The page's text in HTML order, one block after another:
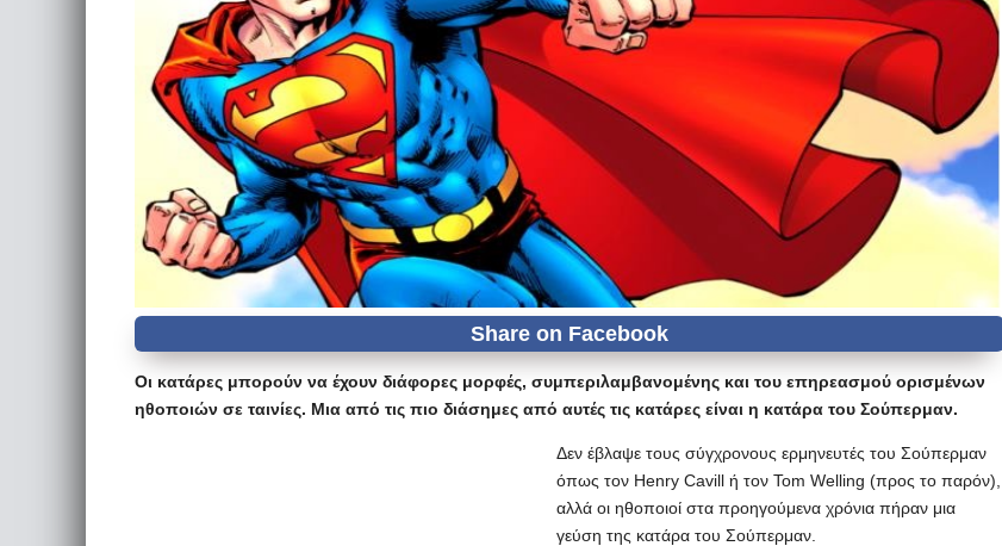
Οι κατάρες μπορούν να έχουν διάφορες μορφές, συμπεριλαμβανομένης και του επηρεασμού ορισμένων
ηθοποιών σε ταινίες. Μια από τις πιο διάσημες από αυτές τις κατάρες είναι η κατάρα του Σούπερμαν.
Δεν έβλαψε τους σύγχρονους ερμηνευτές του Σούπερμαν
όπως τον Henry Cavill ή τον Tom Welling (προς το παρόν),
αλλά οι ηθοποιοί στα προηγούμενα χρόνια πήραν μια
γεύση της κατάρα του Σούπερμαν.